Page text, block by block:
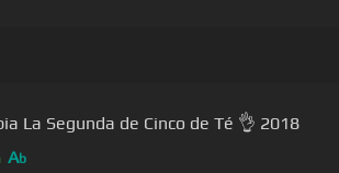
La Segunda de Cinco de Té 👌 2018
Ab